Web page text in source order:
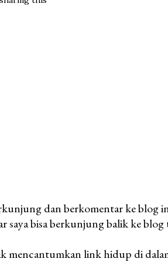
dan berkomentar ke blog
saya bisa berkunjung balik ke blog
mencantumkan link hidup di